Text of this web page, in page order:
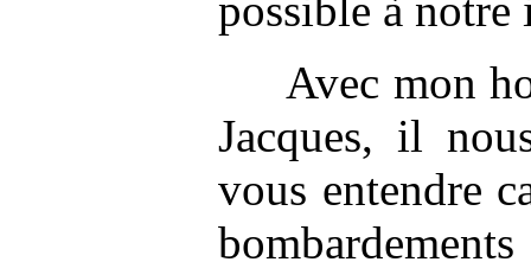
Avec mon
Jacques, il
vous entendre